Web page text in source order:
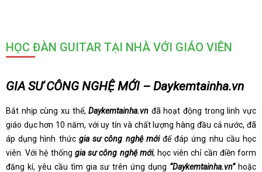
HỌC ĐÀN GUITAR TẠI NHÀ VỚI GIÁO VIÊN
GIA SƯ CÔNG NGHỆ MỚI – Daykemtainha.vn
Bắt nhịp cùng xu thế,Daykemtainha.vn đã hoạt động trong linh vực
giáo dục hơn 10 năm, với uy tín và chất lượng hàng đầu cả nước, đã
áp dụng hình thức gia sư công nghệ mớiđể đáp ứng nhu cầu học
viên. Với hệ thống gia sư công nghệ mới, học viên chỉ cần điền form
đăng kí, yêu cầu tìm gia sư trên ứng dụng “Daykemtainha.vn” hoặc